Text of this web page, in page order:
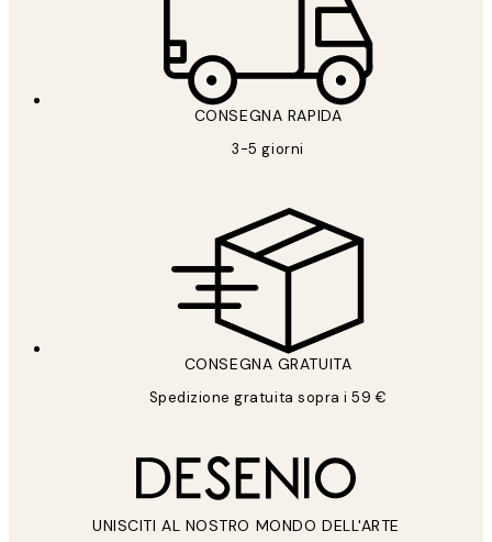
CONSEGNA RAPIDA
3-5 giorni
CONSEGNA GRATUITA
Spedizione gratuita sopra i 59 €
UNISCITI AL NOSTRO MONDO DELL'ARTE